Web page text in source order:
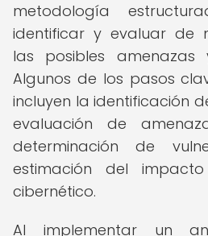
metodología
identificar y evaluar de
las posibles amenazas
Algunos de los pasos
incluyen la identificación
evaluación de
determinación de
estimación del
cibernético.
Al implementar un